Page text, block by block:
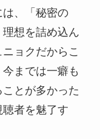
、「秘密の
想を詰め込ん
ョクだからこ
までは一癖も
とが多かった
者を魅了す